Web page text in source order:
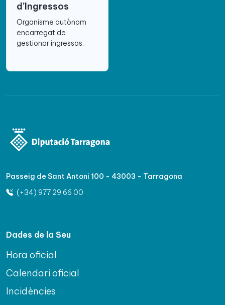
d’Ingressos
Organisme autònom
encarregat de
gestionar ingressos.
Passeig de Sant Antoni 100 - 43003 - Tarragona
(+34) 977 29 66 00
Dades de la Seu
Hora oficial
Calendari oficial
Incidències